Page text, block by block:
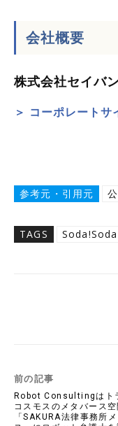
会社概要
株式会社セイバ
＞ コーポレートサ
参考元・引用元
TAGS
前の記事
Robot Consultingはト
コスモスのメタバース空
「SAKURA法律事務所